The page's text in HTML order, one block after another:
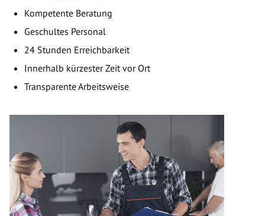
Kompetente Beratung
Geschultes Personal
24 Stunden Erreichbarkeit
Innerhalb kürzester Zeit vor Ort
Transparente Arbeitsweise